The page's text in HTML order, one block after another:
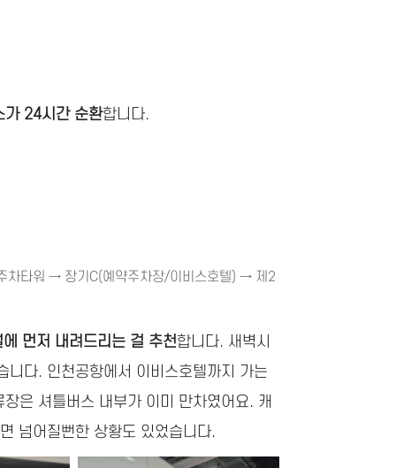
가 24시간 순환합니다.
타워 → 장기C(예약주차장/이비스호텔) → 제2
먼저 내려드리는 걸 추천합니다. 새벽시
니다. 인천공항에서 이비스호텔까지 가는
은 셔틀버스 내부가 이미 만차였어요. 캐
넘어질뻔한 상황도 있었습니다.